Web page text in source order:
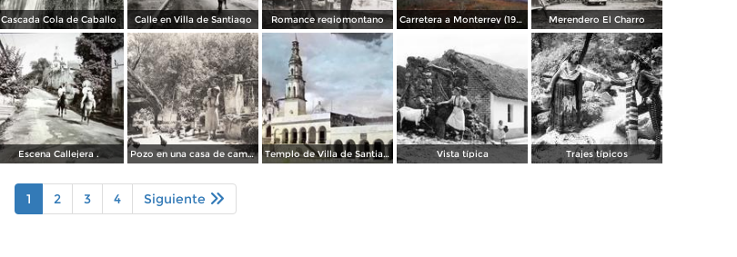
Cascada Cola de Caballo Calle en Villa de Santiago Romance regiomontano Carretera a Monterrey (1954) Merendero El Charro
Escena Callejera . Pozo en una casa de campo Templo de Villa de Santiago Vista típica Trajes típicos
1 2 3 4 Siguiente